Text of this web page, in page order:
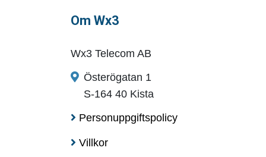
Om Wx3
Wx3 Telecom AB
Österögatan 1
S-164 40 Kista
Personuppgiftspolicy
Villkor